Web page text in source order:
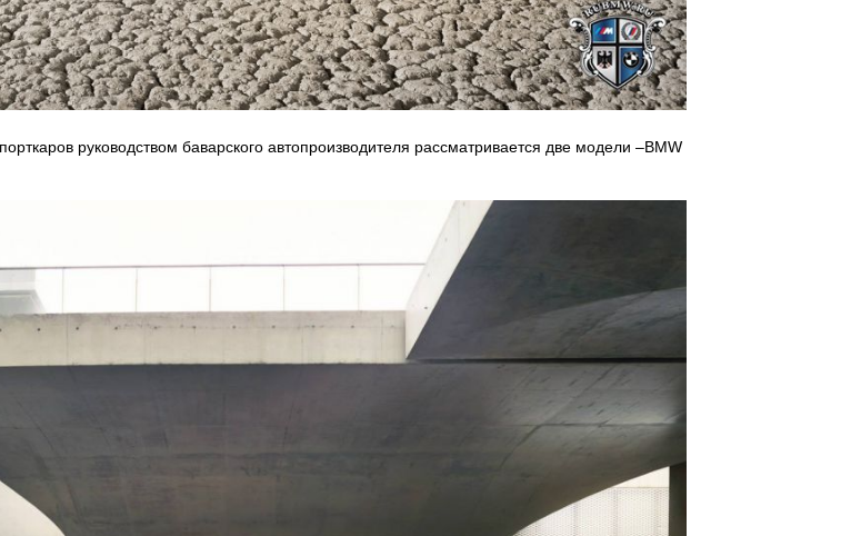
руководством баварского автопроизводителя рассматривается две модели –BMW